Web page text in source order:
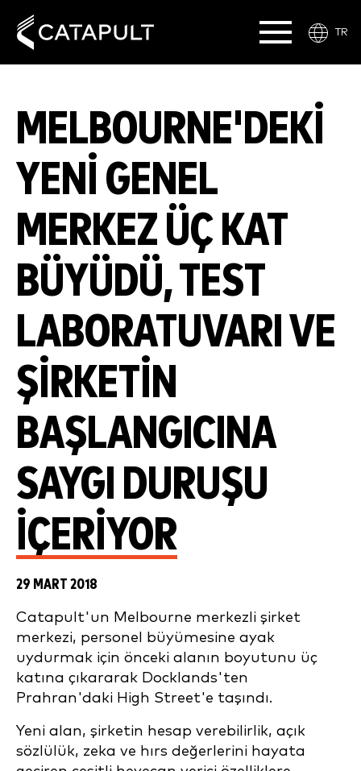
TR
MELBOURNE'DEKI
YENI GENEL
MERKEZ ÜÇ KAT
BÜYÜDÜ, TEST
LABORATUVARI VE
ŞIRKETIN
BAŞLANGICINA
SAYGI DURUŞU
IÇERIYOR
29 MART 2018
Catapult'un Melbourne merkezli şirket
merkezi, personel büyümesine ayak
uydurmak için önceki alanın boyutunu üç
katına çıkararak Docklands'ten
Prahran'daki High Street'e taşındı.
Yeni alan, şirketin hesap verebilirlik, açık
sözlülük, zeka ve hırs değerlerini hayata